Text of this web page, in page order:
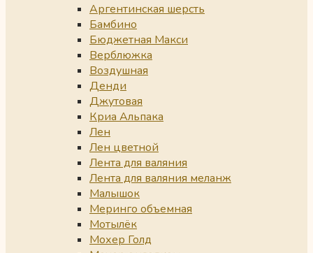
Аргентинская шерсть
Бамбино
Бюджетная Макси
Верблюжка
Воздушная
Денди
Джутовая
Криа Альпака
Лен
Лен цветной
Лента для валяния
Лента для валяния меланж
Малышок
Меринго объемная
Мотылёк
Мохер Голд